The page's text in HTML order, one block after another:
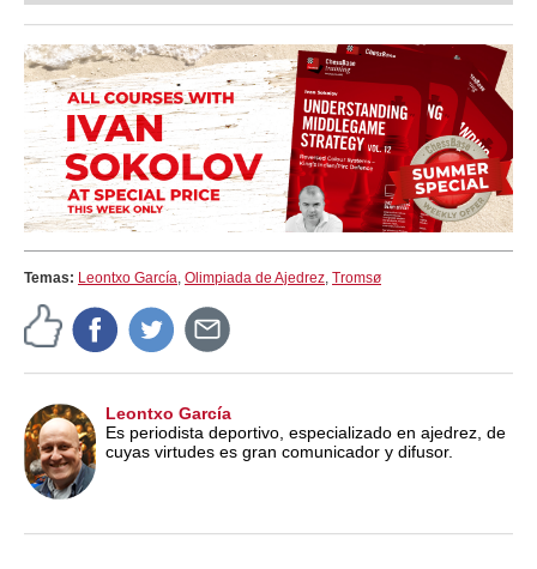
train more efficiently, intelligently and with a
more personalised approach than ever before.
Temas: Leontxo García, Olimpiada de Ajedrez, Tromsø
Leontxo García
Es periodista deportivo, especializado en ajedrez, de
cuyas virtudes es gran comunicador y difusor.